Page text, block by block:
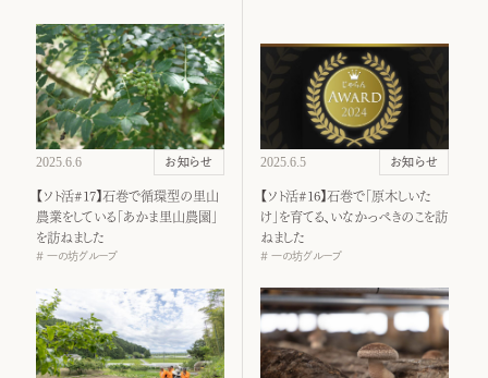
2025.6.6 お知らせ
【ソト活#17】石巻で循環型の里山
農業をしている「あかま里山農園」
を訪ねました
一の坊グループ
2025.6.5 お知らせ
【ソト活#16】石巻で「原木しいた
け」を育てる、いなかっぺきのこを訪
ねました
一の坊グループ